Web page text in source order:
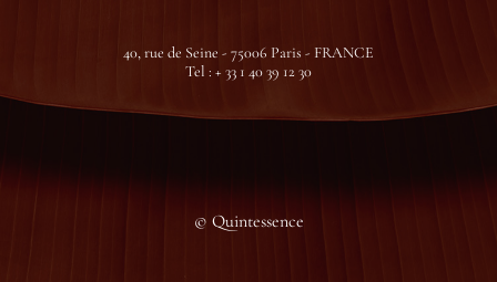
40, rue de Seine - 75006 Paris - FRANCE
Tel : + 33 1 40 39 12 30
© Quintessence